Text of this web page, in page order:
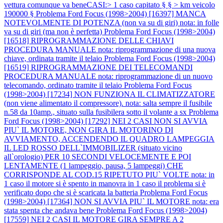
vettura comunque va beneCASI:> 1 caso capitato § § > km veicolo
190000 § Problema Ford Focus (1998>2004) [16397] MANCA
NOTEVOLMENTE DI POTENZA (non va su di giri) nota: in folle
va su di giri (ma non è perfetta) Problema Ford Focus (1998>2004)
[16518] RIPROGRAMMAZIONE DELLE CHIAVI
PROCEDURA MANUALE nota: riprogrammazione di una nuova
chiave, ordinata tramite il telaio Problema Ford Focus (1998>2004)
[16519] RIPROGRAMMAZIONE DEI TELECOMANDI
PROCEDURA MANUALE nota: riprogrammazione di un nuovo
telecomando, ordinato tramite il telaio Problema Ford Focus
(1998>2004) [17234] NON FUNZIONA IL CLIMATIZZATORE
(non viene alimentato il compressore). nota: salta sempre il fusibile
n.58 da 10amp., situato sulla fusibilera sotto il volante a sx Problema
Ford Focus (1998>2004) [17292] NEI 2 CASI NON SI AVVIA
PIU` IL MOTORE, NON GIRA IL MOTORINO DI
AVVIAMENTO, ACCENDENDO IL QUADRO LAMPEGGIA
IL LED ROSSO DELL`IMMOBILIZER (situato vicino
all`orologio) PER 10 SECONDI VELOCEMENTE E POI
LENTAMENTE (1 lampeggio, pausa, 5 lampeggi) CHE
CORRISPONDE AL COD.15 RIPETUTO PIU` VOLTE nota: in
1 caso il motore si è spento in manovra in 1 caso il problema si è
verificato dopo che si è scaricata la batteria Problema Ford Focus
(1998>2004) [17364] NON SI AVVIA PIU` IL MOTORE nota: era
stata spenta che andava bene Problema Ford Focus (1998>2004)
[17559] NEI 2 CASI IL MOTORE GIRA SEMPRE A 2